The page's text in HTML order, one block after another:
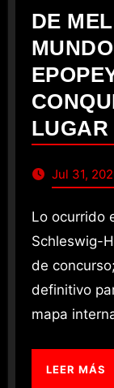
DE
LUGAR
Jul 31,
Lo ocurrido en el barro sagrado de
Schleswig-
de
definitivo
mapa
LEER MÁS